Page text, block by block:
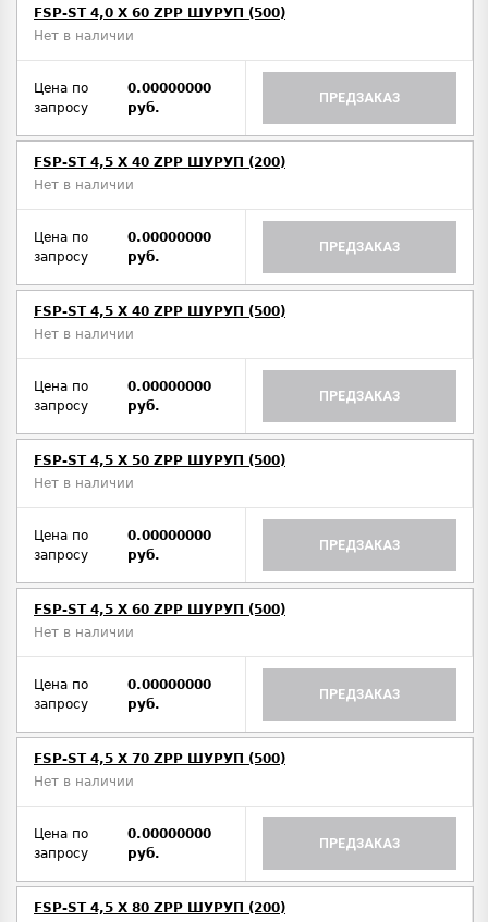
FSP-ST 4,0 X 60 ZPP ШУРУП (500)
Нет в наличии
Цена по
запросу
0.00000000
руб.
ПРЕДЗАКАЗ
FSP-ST 4,5 X 40 ZPP ШУРУП (200)
Нет в наличии
Цена по
запросу
0.00000000
руб.
ПРЕДЗАКАЗ
FSP-ST 4,5 X 40 ZPP ШУРУП (500)
Нет в наличии
Цена по
запросу
0.00000000
руб.
ПРЕДЗАКАЗ
FSP-ST 4,5 X 50 ZPP ШУРУП (500)
Нет в наличии
Цена по
запросу
0.00000000
руб.
ПРЕДЗАКАЗ
FSP-ST 4,5 X 60 ZPP ШУРУП (500)
Нет в наличии
Цена по
запросу
0.00000000
руб.
ПРЕДЗАКАЗ
FSP-ST 4,5 X 70 ZPP ШУРУП (500)
Нет в наличии
Цена по
запросу
0.00000000
руб.
ПРЕДЗАКАЗ
FSP-ST 4,5 X 80 ZPP ШУРУП (200)